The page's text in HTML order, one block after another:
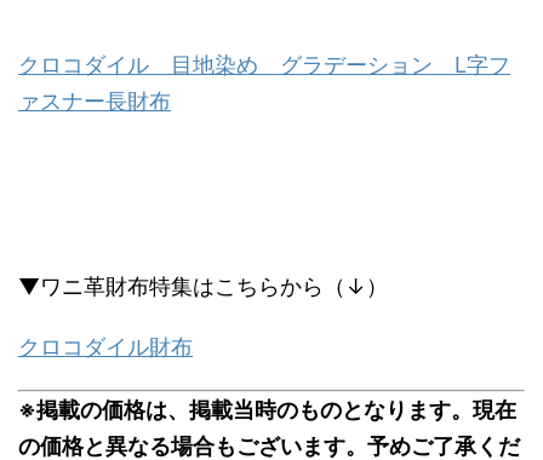
クロコダイル 目地染め グラデーション L字フ
ァスナー長財布
▼ワニ革財布特集はこちらから（↓）
クロコダイル財布
※掲載の価格は、掲載当時のものとなります。現在
の価格と異なる場合もございます。予めご了承くだ